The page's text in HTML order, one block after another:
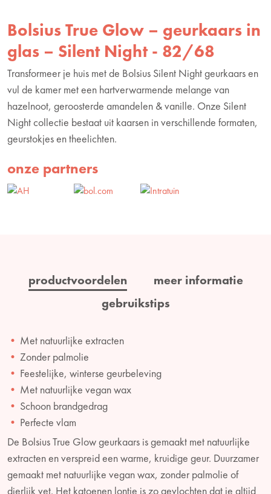
Bolsius True Glow – geurkaars in
glas – Silent Night - 82/68
Transformeer je huis met de Bolsius Silent Night geurkaars en
vul de kamer met een hartverwarmende melange van
hazelnoot, geroosterde amandelen & vanille. Onze Silent
Night collectie bestaat uit kaarsen in verschillende formaten,
geurstokjes en theelichten.
onze partners
productvoordelen
meer informatie
gebruikstips
Met natuurlijke extracten
Zonder palmolie
Feestelijke, winterse geurbeleving
Met natuurlijke vegan wax
Schoon brandgedrag
Perfecte vlam
De Bolsius True Glow geurkaars is gemaakt met natuurlijke
extracten en verspreid een warme, kruidige geur. Duurzamer
gemaakt met natuurlijke vegan wax, zonder palmolie of
dierlijk vet. Het katoenen lontje is zo gevlochten dat je altijd